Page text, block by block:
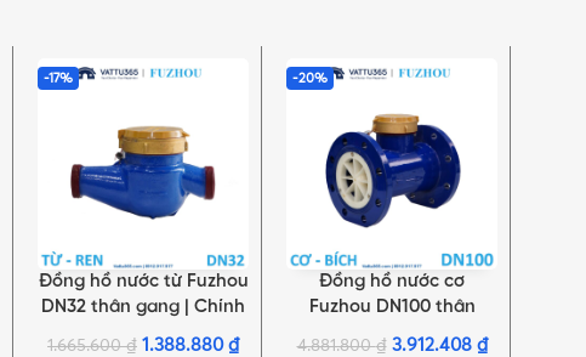
-17%
THÊM VÀO GIỎ HÀNG
Đồng hồ nước từ Fuzhou
DN32 thân gang | Chính
hãng
1.665.600₫ 1.388.880 ₫
-20%
THÊM VÀO GIỎ HÀNG
Đồng hồ nước cơ
Fuzhou DN100 thân
gang | Chính hãng
4.881.800₫ 3.912.408 ₫